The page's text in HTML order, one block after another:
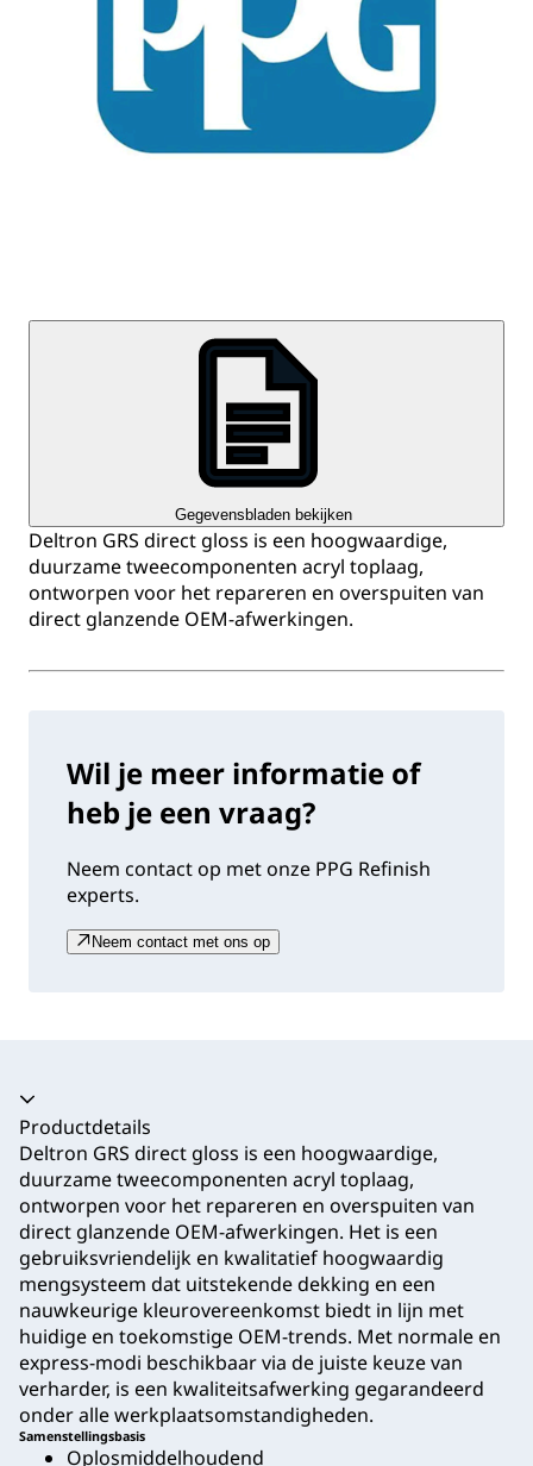
Gegevensbladen bekijken
Deltron GRS direct gloss is een hoogwaardige,
duurzame tweecomponenten acryl toplaag,
ontworpen voor het repareren en overspuiten van
direct glanzende OEM-afwerkingen.
Wil je meer informatie of
heb je een vraag?
Neem contact op met onze PPG Refinish
experts.
Neem contact met ons op
Productdetails
Deltron GRS direct gloss is een hoogwaardige,
duurzame tweecomponenten acryl toplaag,
ontworpen voor het repareren en overspuiten van
direct glanzende OEM-afwerkingen. Het is een
gebruiksvriendelijk en kwalitatief hoogwaardig
mengsysteem dat uitstekende dekking en een
nauwkeurige kleurovereenkomst biedt in lijn met
huidige en toekomstige OEM-trends. Met normale en
express-modi beschikbaar via de juiste keuze van
verharder, is een kwaliteitsafwerking gegarandeerd
onder alle werkplaatsomstandigheden.
Samenstellingsbasis
Oplosmiddelhoudend